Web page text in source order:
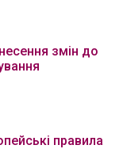
змін до
правила